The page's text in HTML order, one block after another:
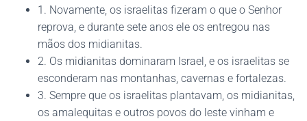
1. Novamente, os israelitas fizeram o que o Senhor
reprova, e durante sete anos ele os entregou nas
mãos dos midianitas.
2. Os midianitas dominaram Israel, e os israelitas se
esconderam nas montanhas, cavernas e fortalezas.
3. Sempre que os israelitas plantavam, os midianitas,
os amalequitas e outros povos do leste vinham e